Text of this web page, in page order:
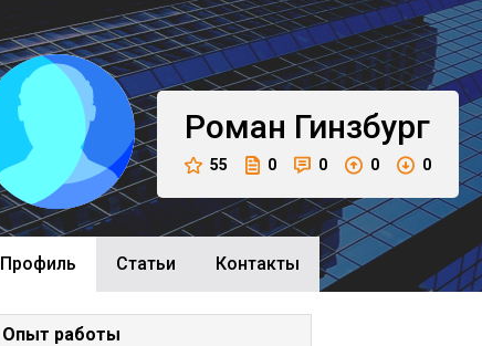
Роман Гинзбург
55 0 0 0 0
Профиль Cтатьи Контакты
Опыт работы